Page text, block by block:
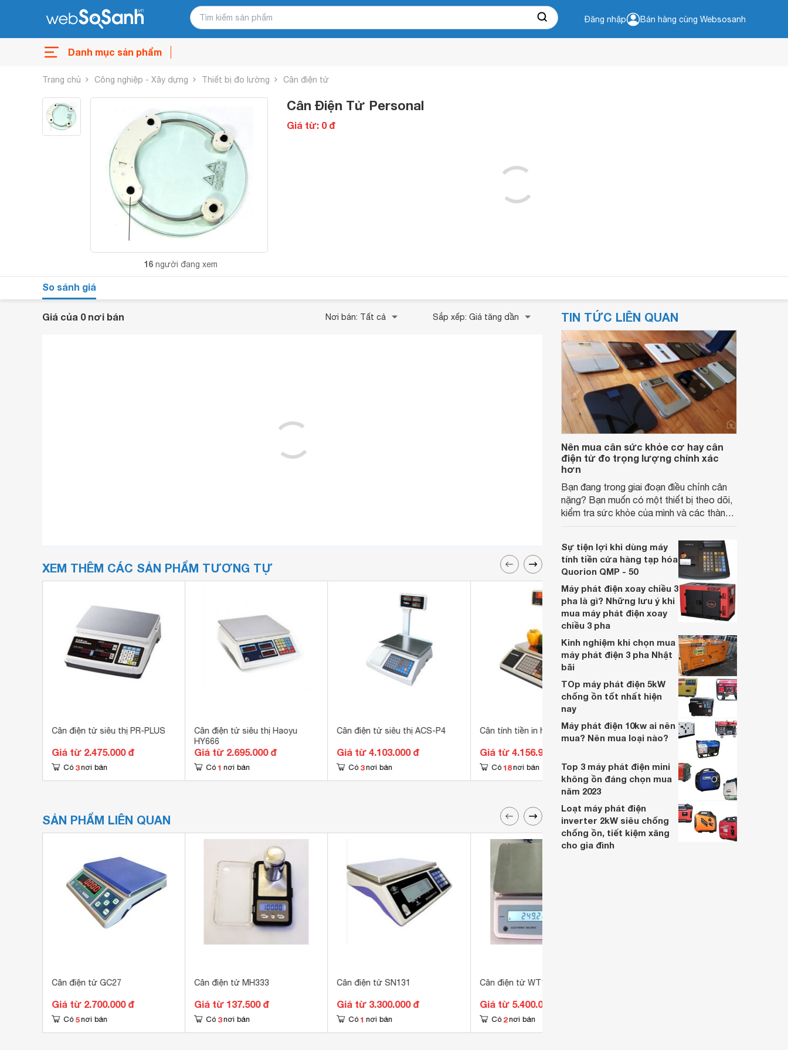
Đăng nhập Bán hàng cùng Websosanh
Danh mục sản phẩm
Trang chủ Công nghiệp - Xây dựng Thiết bị đo lường Cân điện tử
16 người đang xem
Cân Điện Tử Personal
Giá từ: 0 đ
So sánh giá
Giá của 0 nơi bán Nơi bán: Tất cả Sắp xếp: Giá tăng dần
XEM THÊM CÁC SẢN PHẨM TƯƠNG TỰ
Cân điện tử siêu thị PR-PLUS
Giá từ 2.475.000 đ
Có 3 nơi bán
Cân điện tử siêu thị Haoyu
HY666
Giá từ 2.695.000 đ
Có 1 nơi bán
Cân điện tử siêu thị ACS-P4
Giá từ 4.103.000 đ
Có 3 nơi bán
Cân tính tiền in hóa đơn JPT
Giá từ 4.156.900 đ
Có 18 nơi bán
Cân đồng hồ Nhơn Hòa 150kg
Giá từ 1.200.000 đ
Có 16 nơi bán
SẢN PHẨM LIÊN QUAN
Cân điện tử GC27
Giá từ 2.700.000 đ
Có 5 nơi bán
Cân điện tử MH333
Giá từ 137.500 đ
Có 3 nơi bán
Cân điện tử SN131
Giá từ 3.300.000 đ
Có 1 nơi bán
Cân điện tử WT100001XE
Giá từ 5.400.000 đ
Có 2 nơi bán
TIN TỨC LIÊN QUAN
Nên mua cân sức khỏe cơ hay cân
điện tử đo trọng lượng chính xác
hơn
Bạn đang trong giai đoạn điều chỉnh cân
nặng? Bạn muốn có một thiết bị theo dõi,
kiểm tra sức khỏe của mình và các thành
khoăn nên mua cân sức khỏe cơ hay điện
tử? Cùng Websosanh tìm hiểu về vấn đề
này trong bài viết dưới đây nhé.
Sự tiện lợi khi dùng máy
tính tiền cửa hàng tạp hóa
Quorion QMP - 50
Máy phát điện xoay chiều 3
pha là gì? Những lưu ý khi
mua máy phát điện xoay
chiều 3 pha
Kinh nghiệm khi chọn mua
máy phát điện 3 pha Nhật
bãi
TOp máy phát điện 5kW
chống ồn tốt nhất hiện
nay
Máy phát điện 10kw ai nên
mua? Nên mua loại nào?
Top 3 máy phát điện mini
không ồn đáng chọn mua
năm 2023
Loạt máy phát điện
inverter 2kW siêu chống
chống ồn, tiết kiệm xăng
cho gia đình